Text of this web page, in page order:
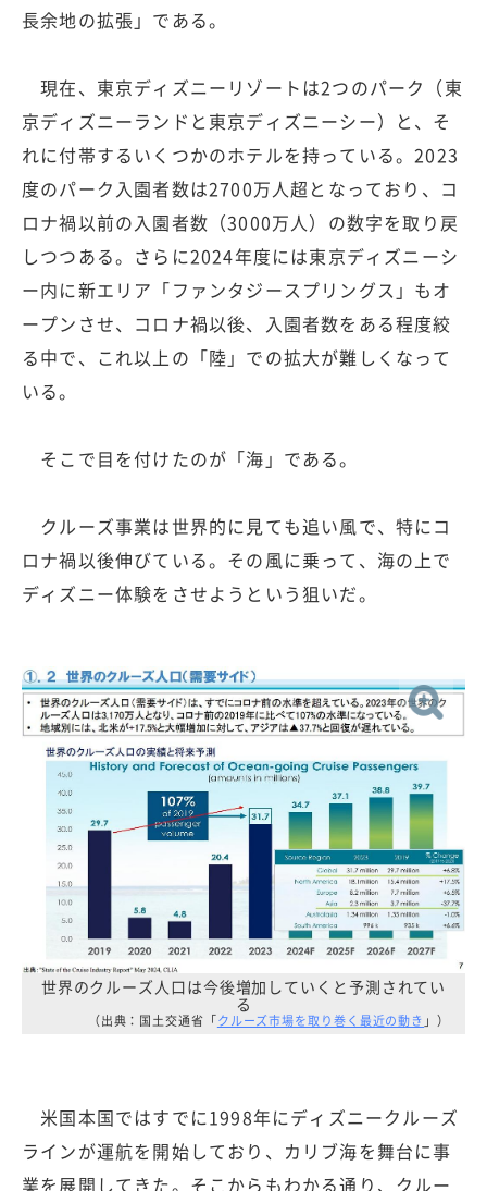
長余地の拡張」である。
現在、東京ディズニーリゾートは2つのパーク（東
京ディズニーランドと東京ディズニーシー）と、そ
れに付帯するいくつかのホテルを持っている。2023
度のパーク入園者数は2700万人超となっており、コ
ロナ禍以前の入園者数（3000万人）の数字を取り戻
しつつある。さらに2024年度には東京ディズニーシ
ー内に新エリア「ファンタジースプリングス」もオ
ープンさせ、コロナ禍以後、入園者数をある程度絞
る中で、これ以上の「陸」での拡大が難しくなって
いる。
そこで目を付けたのが「海」である。
クルーズ事業は世界的に見ても追い風で、特にコ
ロナ禍以後伸びている。その風に乗って、海の上で
ディズニー体験をさせようという狙いだ。
世界のクルーズ人口は今後増加していくと予測されてい
る
（出典：国土交通省「クルーズ市場を取り巻く最近の動き 」）
米国本国ではすでに1998年にディズニークルーズ
ラインが運航を開始しており、カリブ海を舞台に事
業を展開してきた。そこからもわかる通り、クルー